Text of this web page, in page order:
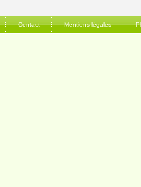
Contact Mentions légales